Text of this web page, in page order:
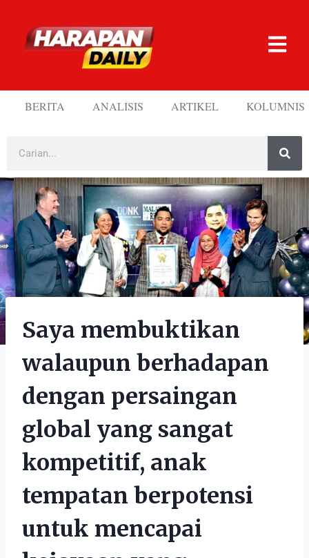
BERITA ANALISIS ARTIKEL KOLUMNIS
Saya membuktikan
walaupun berhadapan
dengan persaingan
global yang sangat
kompetitif, anak
tempatan berpotensi
untuk mencapai